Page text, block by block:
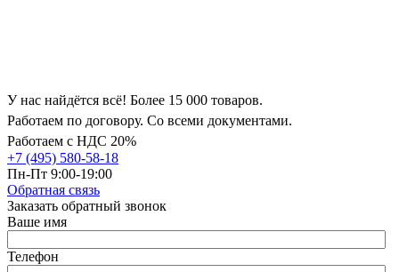
У нас найдётся всё! Более 15 000 товаров.
Работаем по договору. Со всеми документами.
Работаем с НДС 20%
+7 (495) 580-58-18
Пн-Пт 9:00-19:00
Обратная связь
Заказать обратный звонок
Ваше имя
Телефон